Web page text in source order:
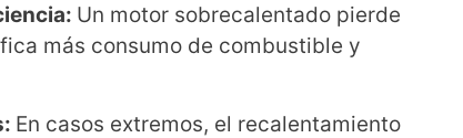
Un motor sobrecalentado pierde
más consumo de combustible y
En casos extremos, el recalentamiento